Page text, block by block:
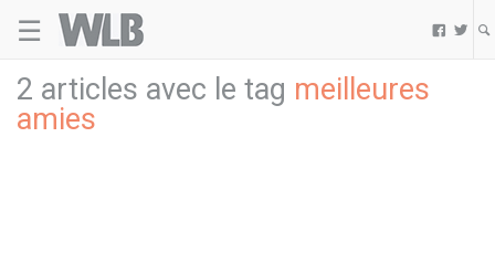
☰  
2 articles avec le tag meilleures
amies